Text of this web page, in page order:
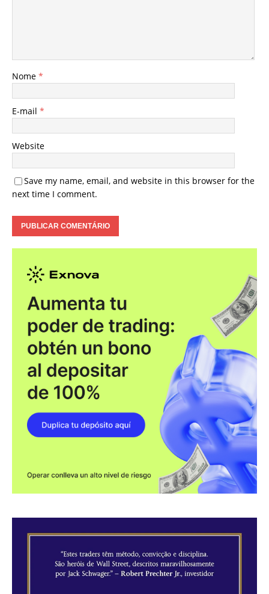
Nome *
E-mail *
Website
Save my name, email, and website in this browser for the
next time I comment.